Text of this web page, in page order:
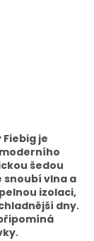
je
šedou
vlna a
izolaci,
dny.